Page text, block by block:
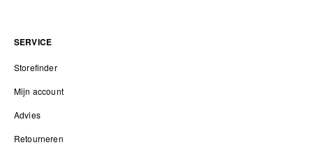
SERVICE
Storefinder
Mijn account
Advies
Retourneren